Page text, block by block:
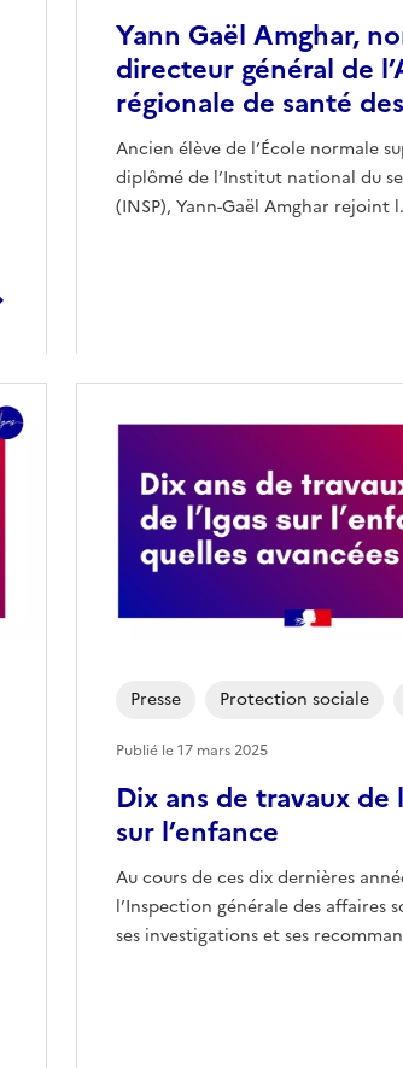
Yann Gaël Amghar,
directeur général de
régionale de santé
Ancien élève de l’École normale
diplômé de l’Institut national du
(INSP), Yann-Gaël Amghar rejoint
Dix ans de travaux de
sur l’enfance
Au cours de ces dix dernières
l’Inspection générale des affaires
ses investigations et ses
Presse Protection sociale
Publié le17 mars 2025